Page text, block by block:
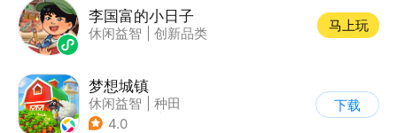
李国富的小日子
休闲益智 创新品类
马上玩
梦想城镇
休闲益智
种田
| 田园生活
4.0
下载